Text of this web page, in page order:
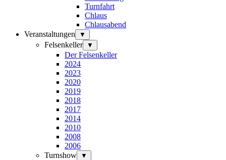
Turnfahrt
Chlaus
Chlausabend
Veranstaltungen
▼
Felsenkeller ▼
Der Felsenkeller
2024
2023
2020
2019
2018
2017
2014
2010
2008
2006
Turnshow
▼